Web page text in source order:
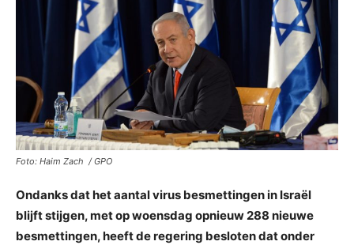
Foto: Haim Zach / GPO
Ondanks dat het aantal virus besmettingen in Israël
blijft stijgen, met op woensdag opnieuw 288 nieuwe
besmettingen, heeft de regering besloten dat onder